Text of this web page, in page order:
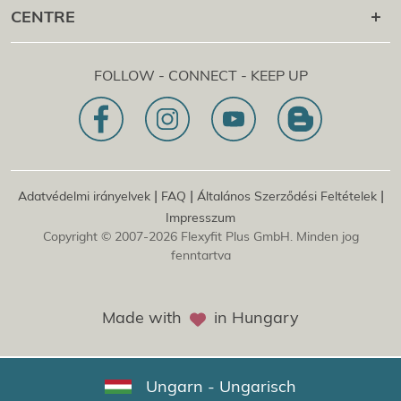
Flexyfit®
+43 1 997 27 38
[email protected]
Tanácsadás és online lekérdezés
Küldetésnyilatkozatunk
CENTRE
1030 | Ausztria
Dietrichgasse 27 E.EG2
Fióktelep | DE
Konrad-Zuse-Platz 8
FOLLOW - CONNECT - KEEP UP
Adatvédelmi irányelvek| FAQ | Általános Szerződési Feltételek|
Impresszum
Copyright © 2007-2026 Flexyfit Plus GmbH. Minden jog
fenntartva
Made with in Hungary
Ungarn - Ungarisch